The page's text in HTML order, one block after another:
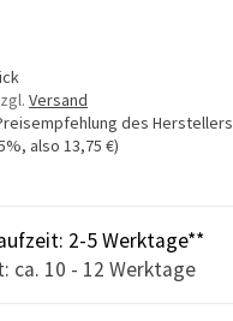
Versand
des Herstellers
, also 13,75 €)
2-5 Werktage**
ca. 10 - 12 Werktage